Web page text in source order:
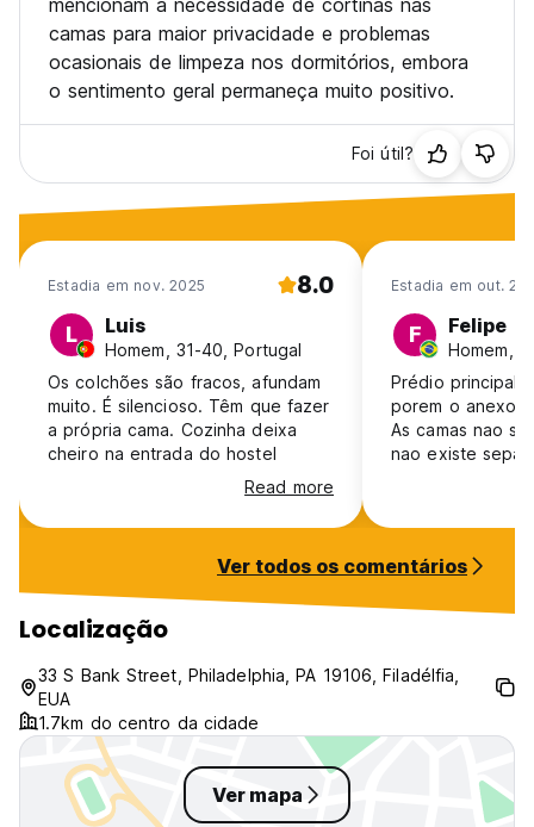
mencionam a necessidade de cortinas nas
camas para maior privacidade e problemas
ocasionais de limpeza nos dormitórios, embora
o sentimento geral permaneça muito positivo.
Foi útil?
Estadia em nov. 2025 8.0
L Luis
Homem, 31-40, Portugal
Os colchões são fracos, afundam
muito. É silencioso. Têm que fazer
a própria cama. Cozinha deixa
cheiro na entrada do hostel
Read more
Estadia em out.
F Felipe
Homem,
Prédio principal
porem o anexo
As camas nao
nao existe
cama debaixo! Por algum motivo
23horas, entao
tentar dormir
A falta de
tao grande que
ir no predio
Ver todos os comentários
Localização
33 S Bank Street, Philadelphia, PA 19106, Filadélfia,
EUA
1.7km do centro da cidade
Ver mapa